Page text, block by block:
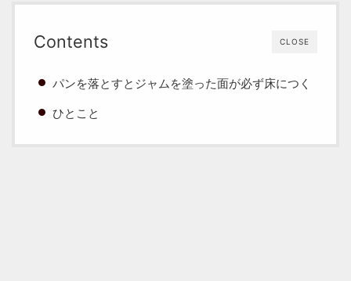
CLOSE
Contents
パンを落とすとジャムを塗った面が必ず床につく
ひとこと